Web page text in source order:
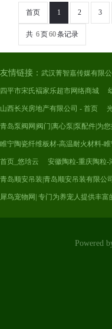
首页 1 2 3
共 6页60条记录
友情链接： 武汉菁智嘉传媒有限公
四平市宋氏褔家乐超市网络商城
山西长兴房地产有限公司 - 首页
青岛泵阀网|阀门|离心泵|泵配件|为
睢宁陶瓷纤维板材-高温耐火材料-
首页_悠琀云 安徽陶粒-重庆陶粒-
青岛顺安吊装|青岛顺安吊装有限公司
犀鸟宠物网| 专门为养宠人提供丰富
Powered